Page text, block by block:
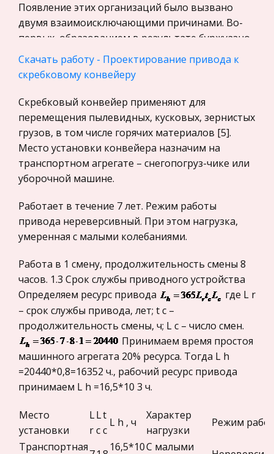
Культурология
Экологическое право
Физкультура и Спорт, Здоровье
Теория государства и права
права
Микроэкономика, экономика предприятия,
предпринимательство
Нероссийское законодательство
Международные экономические и валютно-
кредитные отношения
Политология, Политистория
Биржевое дело
Радиоэлектроника
Медицина
Пищевые продукты
Конституционное (государственное) право
зарубежных стран
Государственное регулирование, Таможня,
Налоги
Транспорт
Жилищное право
Гражданское право
Появление этих организаций было вызвано
двумя взаимоисключающими причинами. Во-
первых, образованием в результате буржуазно-
демократических революций суверенных
государств, стремящихся к национальное н
Теневая экономика как глобальная проблема
Теневая экономика стала глобальной мировой
проблемой в наши дни. Во всех странах с
рыночной структурой экономики была, есть и,
по-видимому, будет существовать так
называемая теневая экономика. Масшта
Соотношение морали и права
Моральные нормы формируются в процессе
утверждения, развития нравственных взглядов,
Значительную роль в этом процессе играет
религия. 2. В правовых актах
Договор аренды недвижимости
Продолжается данный процесс и в настоящее
время. Широко развивающийся рынок
недвижимости служит гарантией реализации
основного конституционного права граждан –
права частной собственности, права имет
Психология труда
Становление человека как личности и
Скачать работу - Проектирование привода к
скребковому конвейеру
Скребковый конвейер применяют для
перемещения пылевидных, кусковых, зернистых
грузов, в том числе горячих материалов [5].
Место установки конвейера назначим на
транспортном агрегате – снегопогруз-чике или
уборочной машине.
Работает в течение 7 лет. Режим работы
привода нереверсивный. При этом нагрузка,
умеренная с малыми колебаниями.
Работа в 1 смену, продолжительность смены 8
часов. 1.3 Срок службы приводного устройства
Определяем ресурс привода
где L r
– срок службы привода, лет; t c –
продолжительность смены, ч; L c – число смен.
Принимаем время простоя
машинного агрегата 20% ресурса. Тогда L h
=20440*0,8=16352 ч., рабочий ресурс привода
принимаем L h =16,5*10 3 ч.
Место
установки
L
r
L
c
t
c
L h , ч
Характер
нагрузки
Режим
Транспортная
16,5*10С малыми